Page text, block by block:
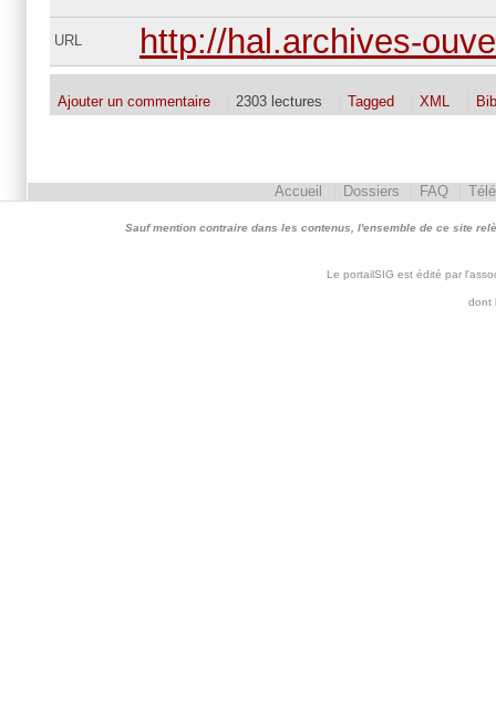
URL http://hal.archives-
Ajouter un commentaire 2303 lectures Tagged XML
Accueil Dossiers FAQ
Sauf mention contraire dans les contenus, l'ensemble de ce site
Le portailSIG est édité par
dont